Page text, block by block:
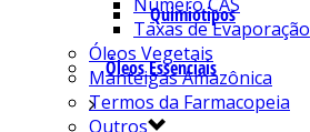
Quimiotipos
Óleos Essenciais
Taxas de Evaporação
Óleos Vegetais
Manteigas Amazônica
Termos da Farmacopeia
Outros